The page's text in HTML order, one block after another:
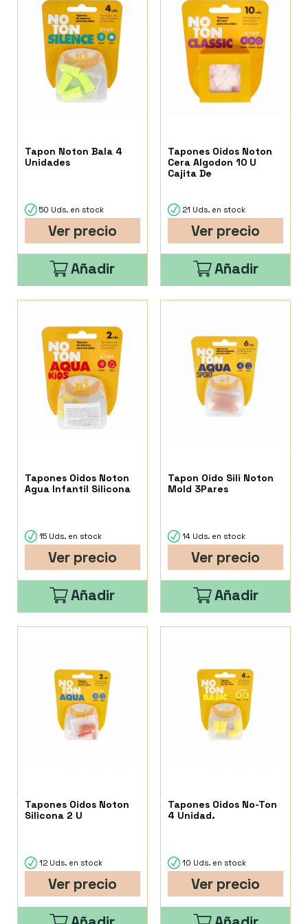
Tapon Noton Bala 4
Unidades
50 Uds. en stock
Ver precio
Añadir
Tapones Oidos Noton
Cera Algodon 10 U
Cajita De
21 Uds. en stock
Ver precio
Añadir
Tapones Oidos Noton
Agua Infantil Silicona
15 Uds. en stock
Ver precio
Añadir
Tapon Oido Sili Noton
Mold 3Pares
14 Uds. en stock
Ver precio
Añadir
Tapones Oidos Noton
Silicona 2 U
12 Uds. en stock
Ver precio
Tapones Oidos No-Ton
4 Unidad.
10 Uds. en stock
Ver precio